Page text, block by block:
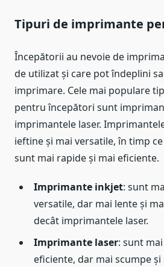
Tipuri de imprimante
Începătorii au nevoie de
de utilizat și care pot îndeplini
imprimare. Cele mai populare
pentru începători sunt
imprimantele laser.
ieftine și mai versatile, în timp
sunt mai rapide și mai eficiente.
Imprimante inkjet: sunt
versatile, dar mai lente și
decât imprimantele laser.
Imprimante laser: sunt
eficiente, dar mai scumpe